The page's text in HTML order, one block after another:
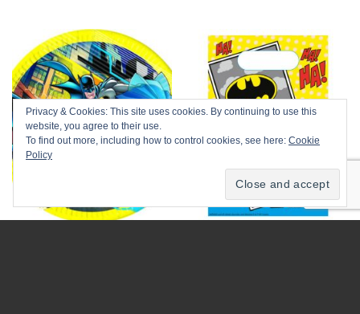
Privacy & Cookies: This site uses cookies. By continuing to use this
website, you agree to their use.
To find out more, including how to control cookies, see here: Cookie
Policy